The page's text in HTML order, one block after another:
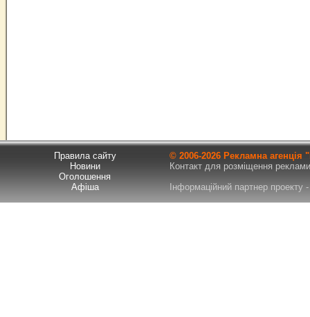
Правила сайту
Новини
Оголошення
Афіша
© 2006-2026 Рекламна
Контакт для розміщення
Інформаційний партнер проекту